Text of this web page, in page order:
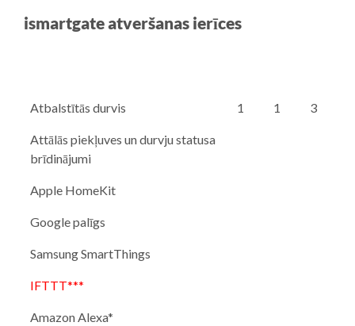
ismartgate atveršanas ierīces
Atbalstītās durvis 1 1 3
Attālās piekļuves un durvju statusa
brīdinājumi
Apple HomeKit
Google palīgs
Samsung SmartThings
IFTTT***
Amazon Alexa*